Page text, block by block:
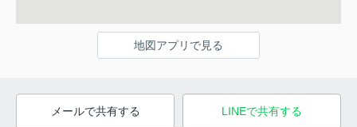
地図アプリで見る
メールで共有する LINEで共有する